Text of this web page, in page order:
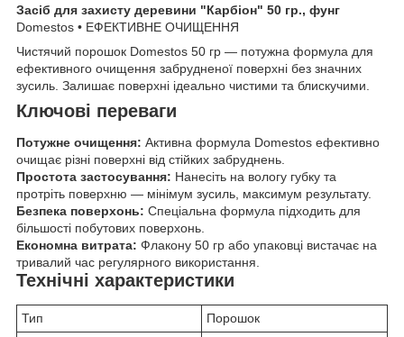
Засіб для захисту деревини "Карбіон" 50 гр., фунг
Domestos • ЕФЕКТИВНЕ ОЧИЩЕННЯ
Чистячий порошок Domestos 50 гр — потужна формула для
ефективного очищення забрудненої поверхні без значних
зусиль. Залишає поверхні ідеально чистими та блискучими.
Ключові переваги
Потужне очищення: Активна формула Domestos ефективно
очищає різні поверхні від стійких забруднень.
Простота застосування: Нанесіть на вологу губку та
протріть поверхню — мінімум зусиль, максимум результату.
Безпека поверхонь: Спеціальна формула підходить для
більшості побутових поверхонь.
Економна витрата: Флакону 50 гр або упаковці вистачає на
тривалий час регулярного використання.
Технічні характеристики
Тип
Порошок